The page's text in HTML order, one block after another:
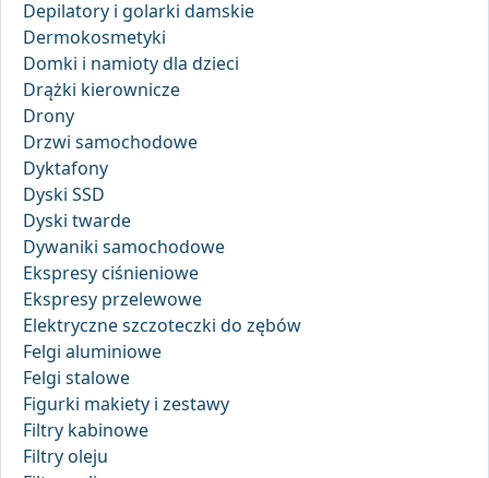
Depilatory i golarki damskie
Dermokosmetyki
Domki i namioty dla dzieci
Drążki kierownicze
Drony
Drzwi samochodowe
Dyktafony
Dyski SSD
Dyski twarde
Dywaniki samochodowe
Ekspresy ciśnieniowe
Ekspresy przelewowe
Elektryczne szczoteczki do zębów
Felgi aluminiowe
Felgi stalowe
Figurki makiety i zestawy
Filtry kabinowe
Filtry oleju